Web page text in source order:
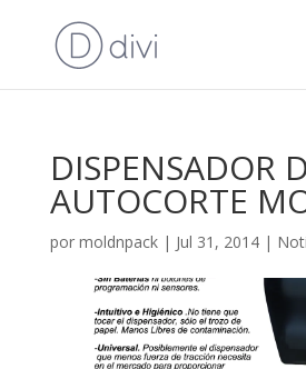
DISPENSADOR
AUTOCORTE
por moldnpack| Jul 31, 2014|